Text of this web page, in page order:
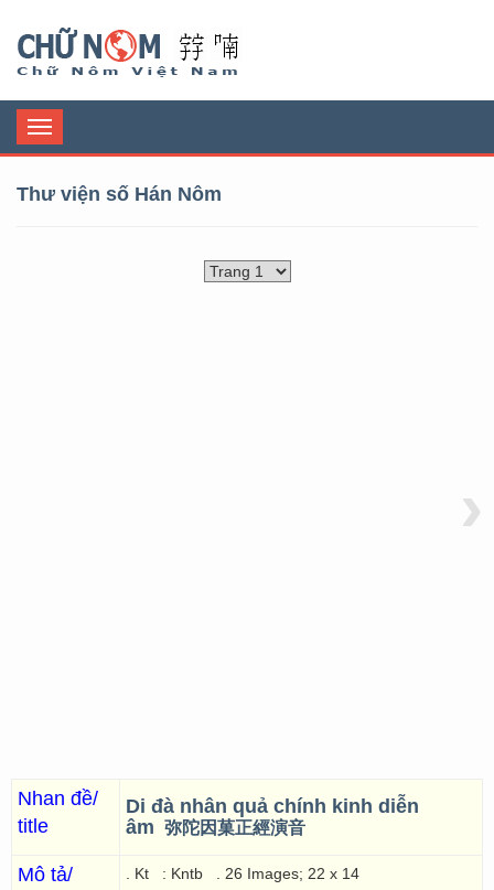
Toggle
navigation
Thư viện số Hán Nôm
›
Nhan đề/
title
Di đà nhân quả chính kinh diễn
âm 弥陀因菓正經演音
Mô tả/
. Kt : Kntb . 26 Images; 22 x 14